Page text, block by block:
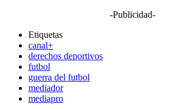
-Publicidad-
Etiquetas
canal+
derechos deportivos
futbol
guerra del futbol
mediador
mediapro